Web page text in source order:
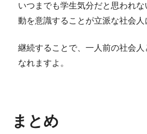
いつまでも学生気分だと思われ
動を意識することが立派な社会人
継続することで、一人前の社会
なれますよ。
まとめ